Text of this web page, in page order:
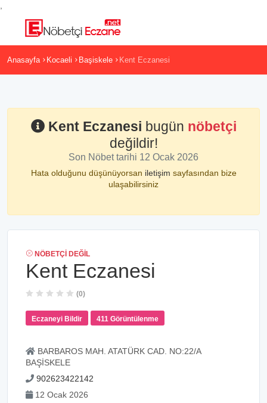
Anasayfa Kocaeli Başiskele Kent Eczanesi
Kent Eczanesi bugün nöbetçi
değildir!
Son Nöbet tarihi 12 Ocak 2026
Hata olduğunu düşünüyorsan iletişim sayfasından bize
ulaşabilirsiniz
NÖBETÇI DEĞIL
Kent Eczanesi
(0)
Eczaneyi Bildir 411 Görüntülenme
BARBAROS MAH. ATATÜRK CAD. NO:22/A
BAŞİSKELE
902623422142
12 Ocak 2026